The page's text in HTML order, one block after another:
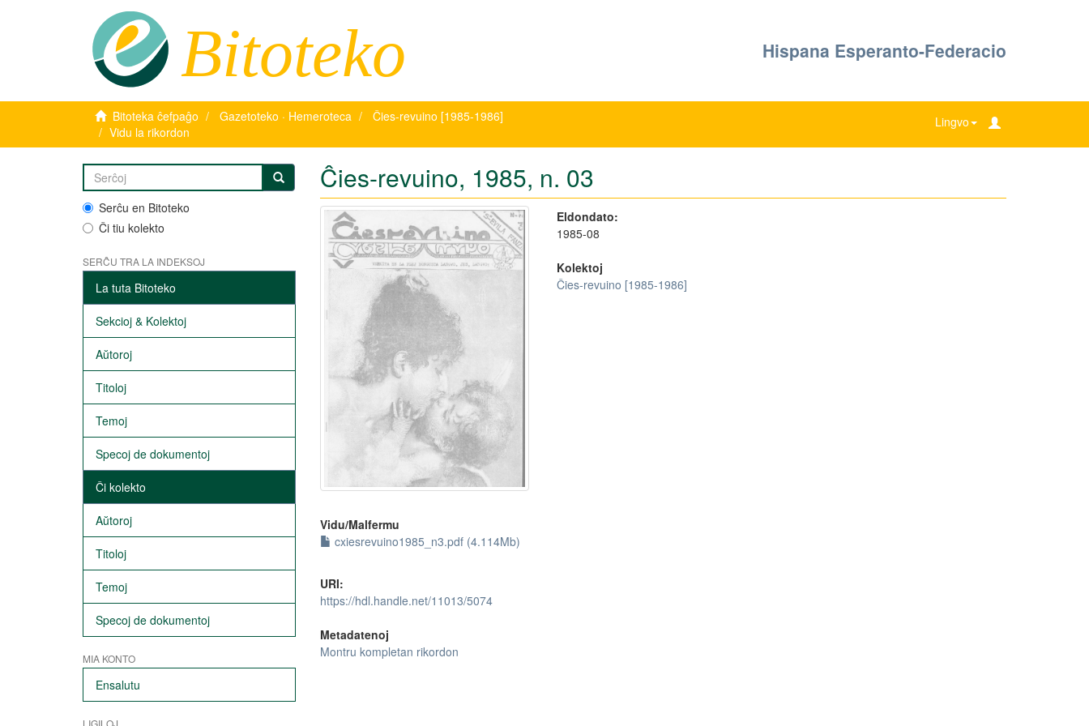
Bitoteko Hispana Esperanto-Federacio
Bitoteka ĉefpaĝo Gazetoteko · Hemeroteca
Ĉies-revuino [1985-1986]
Vidu la rikordon
Lingvo
Serĉu en Bitoteko
Ĉi tiu kolekto
SERĈU TRA LA INDEKSOJ
La tuta Bitoteko
Sekcioj & Kolektoj
Aŭtoroj
Titoloj
Temoj
Specoj de dokumentoj
Ĉi kolekto
Aŭtoroj
Titoloj
Temoj
Specoj de dokumentoj
MIA KONTO
Ensalutu
LIGILOJ
Ĉies-revuino, 1985, n. 03
Vidu/Malfermu
cxiesrevuino1985_n3.pdf (4.114Mb)
URI:
https://hdl.handle.net/11013/5074
Metadatenoj
Montru kompletan rikordon
Eldondato:
1985-08
Kolektoj
Ĉies-revuino [1985-1986]